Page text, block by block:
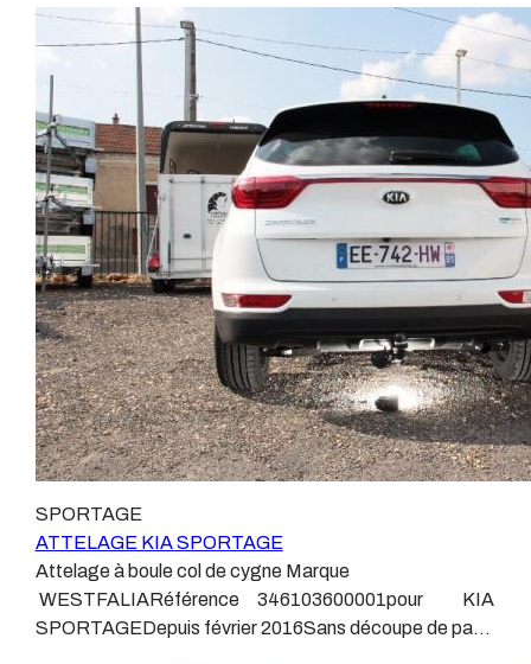
remorque, boule d’arrimage, crochet d’attache.
faisceaux « d’origine », c'est-à-dire fabriqués
spécifiquement pour votre véhicule, se branchant aux
emplacements prévus et suivant les normes
constructeurs. En dehors de quelques rares cas, nous
ne montons jamais de faisceau appelé : adaptable,
universel, modulable, smart…., et quand nous le
faisons, s’il n’existe pas d’autre choix, nous utilisons le
plus haut de gamme du marché, le plus fiable et le plus
stable. Il faut savoir que le montage d’un faisceau non
conforme ou adaptable vous fera perdre tout recours et
toute garantie auprès du constructeur en cas de
défaillance. Ce genre de faisceau est souvent mal
monté, alimenté par les éclairages intérieurs et fait
courir de vrai risque technique à votre véhicule. Nous
n’intervenons pas sur les véhicules ayant ce type de
montage non conforme. Voilà pourquoi il est nécessaire
de confier la pose d'un attelage à un professionnel
normes, nous ne transigeons pas sur ces points. Les
différentes dénominations pour un attelage sont :
Attelage pour voiture, crochet d’attelage, boule pour
voiture, attache remorque, attache voiture, attelage
camion, crochet voiture, attache auto, boule pour
tractable 2200 kgValeur S 100 kgPoids de l'attelage 27
kgAnhängerkupplung KIA SPORTAGEVidéo de
démonstration 1Vidéo de démonstration 2Patrick
Remorques se conjugue avec ATTELAGE depuis
1968.Les temps ont changé depuis les premiers
attelages fabriqués à la demande dans l’atelier, autour
d’un poste à souder et d’un étau.L’évolution technique et
la normalisation sont passées par là.Maintenant un
attelage doit être homologué, c’est le cas de tous les
produits que nous proposons, sans exception !Nous ne
travaillons qu’avec les marques homologuées à même
d’assurer le suivi de leurs produits :ATTELAGES
WESTFALIAATTELAGES SIARRATTELAGES
BRINKATTELAGES THULEATTELAGES
BOISNIERATTELAGES GDWATTELAGES
ARAGONLe faisceau électrique est devenu le produit le
plus technique, lui aussi est soumis à normalisation et
homologation.Le faisceau est connecté à votre
véhicule, il doit être prévu à cet effet, supporter les
vibrations et les contraintes auquel il peut être soumis.
Dans certains cas le faisceau connecté modifie la
gestion des assistances à la conduite type EPS, ABS,
SPORTAGE
ATTELAGE KIA SPORTAGE
Attelage à boule col de cygne Marque
WESTFALIARéférence 346103600001pour KIA
SPORTAGEDepuis février 2016Sans découpe de pare